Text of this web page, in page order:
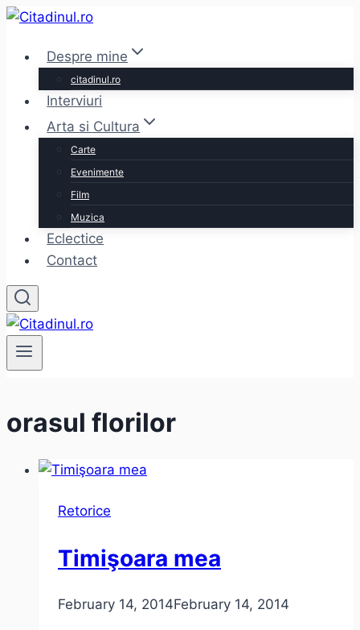
Skip
contentDespre mine
citadinul.ro
Interviuri
Arta si Cultura
Carte
Evenimente
Film
Muzica
Eclectice
Contact
orasul florilor
Retorice
Timişoara mea
February 14, 2014February 14, 2014